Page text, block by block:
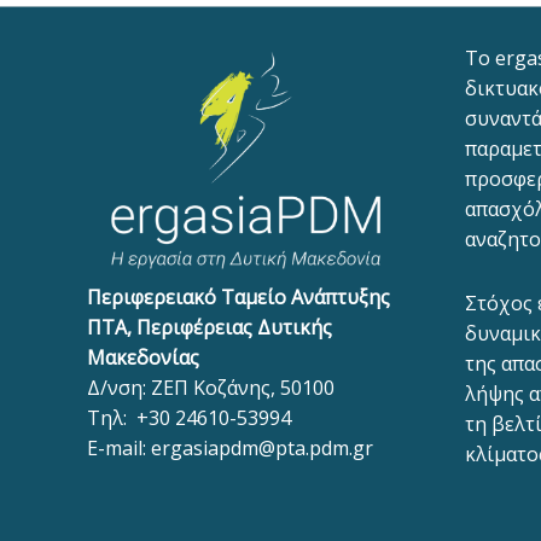
Περιφερειακό Ταμείο Ανάπτυξης
ΠΤΑ, Περιφέρειας Δυτικής
Μακεδονίας
Δ/νση: ΖΕΠ Κοζάνης, 50100
Τηλ: +30 24610-53994
E-mail: ergasiapdm@pta.pdm.gr
To
Στόχος
της
λήψης
τη